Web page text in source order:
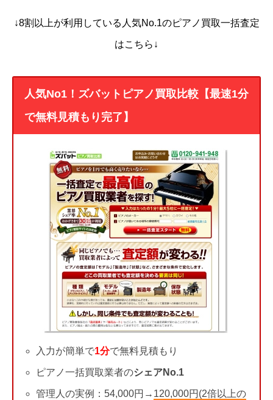
↓8割以上が利用している人気No.1のピアノ買取一括査定
はこちら↓
人気No1！ズバットピアノ買取比較【最速1分
で無料見積もり完了】
入力が簡単で1分で無料見積もり
ピアノ一括買取業者のシェアNo.1
管理人の実例：54,000円→ 120,000円(2倍以上の